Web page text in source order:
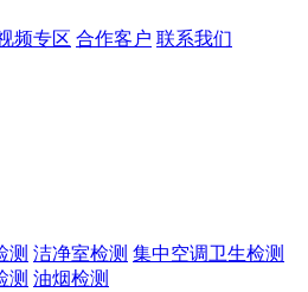
频专区 合作客户 联系我们
测 洁净室检测 集中空调卫生检测
测 油烟检测